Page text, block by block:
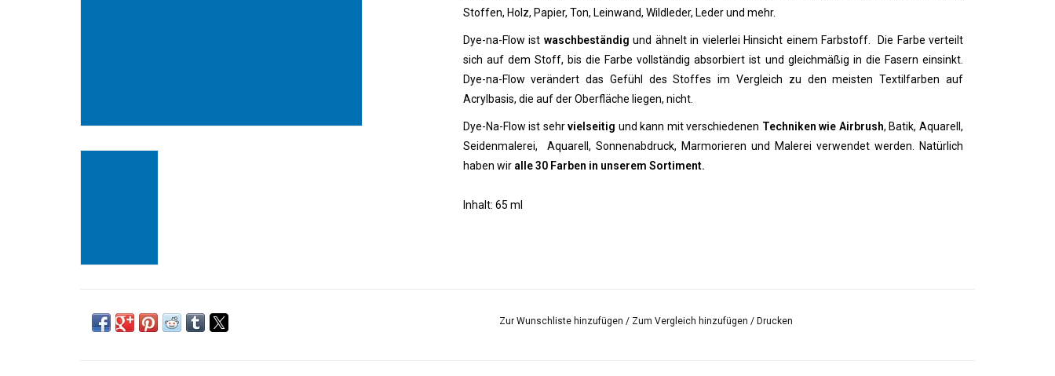
Stoffen, Holz, Papier, Ton, Leinwand, Wildleder, Leder und mehr.
Dye-na-Flow ist waschbeständig und ähnelt in vielerlei Hinsicht einem Farbstoff. Die Farbe verteilt
sich auf dem Stoff, bis die Farbe vollständig absorbiert ist und gleichmäßig in die Fasern einsinkt.
Dye-na-Flow verändert das Gefühl des Stoffes im Vergleich zu den meisten Textilfarben auf
Acrylbasis, die auf der Oberfläche liegen, nicht.
Dye-Na-Flow ist sehrvielseitig und kann mit verschiedenen Techniken wie Airbrush, Batik, Aquarell,
Seidenmalerei, Aquarell, Sonnenabdruck, Marmorieren und Malerei verwendet werden. Natürlich
haben wiralle 30 Farben in unserem Sortiment.
Inhalt: 65 ml
Zur Wunschliste hinzufügen / Zum Vergleich hinzufügen /Drucken